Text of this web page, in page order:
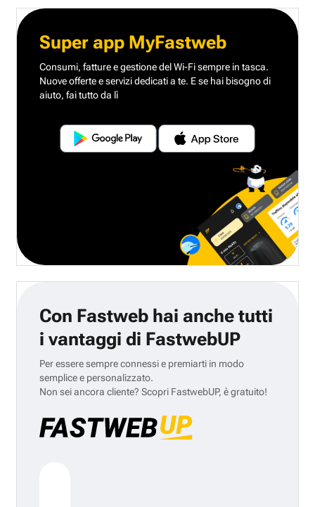
Super app MyFastweb
Consumi, fatture e gestione del Wi-Fi sempre in tasca.
Nuove offerte e servizi dedicati a te. E se hai bisogno di
aiuto, fai tutto da lì
Con Fastweb hai anche tutti
i vantaggi di FastwebUP
Per essere sempre connessi e premiarti in modo
semplice e personalizzato.
Non sei ancora cliente? Scopri FastwebUP, è gratuito!